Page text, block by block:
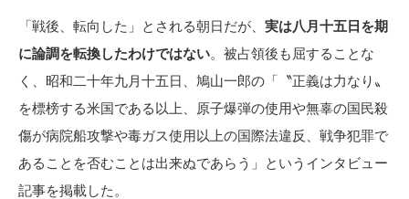
「戦後、転向した」とされる朝日だが、 実は八月十五日を期
に論調を転換したわけではない。被占領後も屈することな
く、昭和二十年九月十五日、鳩山一郎の「〝正義は力なり〟
を標榜する米国である以上、原子爆弾の使用や無辜の国民殺
傷が病院船攻撃や毒ガス使用以上の国際法違反、戦争犯罪で
あることを否むことは出来ぬであらう」というインタビュー
記事を掲載した。